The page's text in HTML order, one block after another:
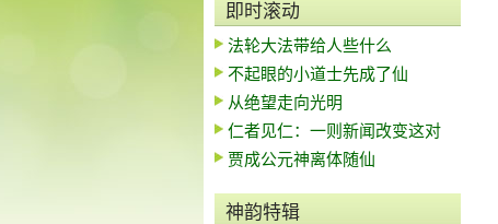
即时滚动
法轮大法带给人些什么
不起眼的小道士先成了仙
从绝望走向光明
仁者见仁：一则新闻改变这对
贾成公元神离体随仙
神韵特辑